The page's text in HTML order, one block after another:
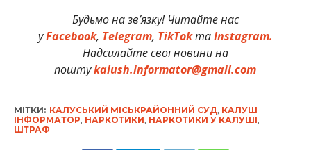
Будьмо на зв’язку! Читайте нас
уFacebook, Telegram, TikTokтаInstagram.
Надсилайте свої новини на
поштуkalush.informator@gmail.com
МІТКИ: КАЛУСЬКИЙ МІСЬКРАЙОННИЙ СУД, КАЛУШ
ІНФОРМАТОР НАРКОТИКИ НАРКОТИКИ У КАЛУШІ
ШТРАФ